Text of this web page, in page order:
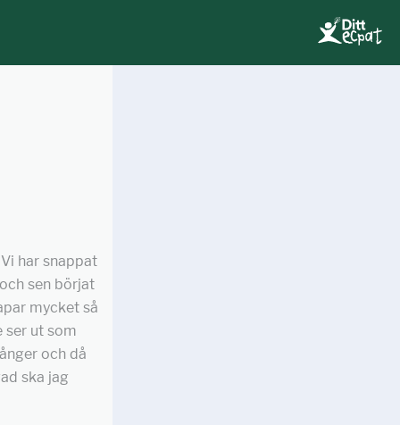
har snappat
sen börjat
mycket så
ser ut som
och då
ska jag